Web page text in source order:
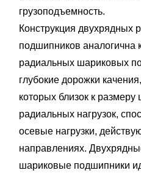
грузоподъемность.
Конструкция двухрядных
подшипников аналогична
радиальных шариковых
глубокие дорожки
которых близок к
радиальных нагрузок,
осевые нагрузки,
направлениях.
шариковые подшипники